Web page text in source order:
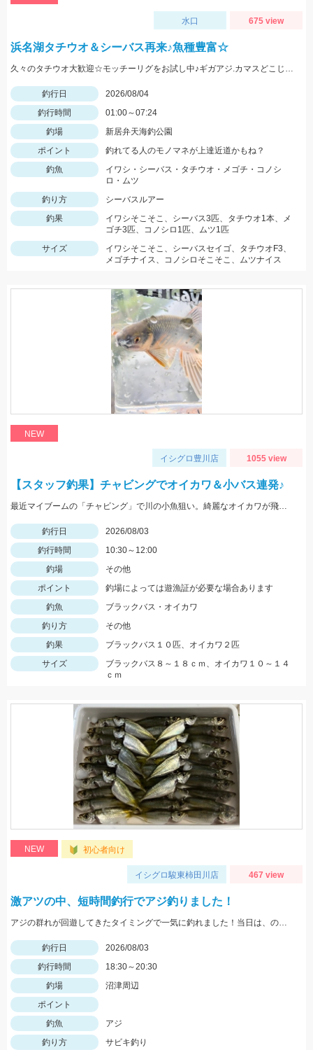
水口 675 view
浜名湖タチウオ＆シーバス再来♪魚種豊富☆
久々のタチウオ大歓迎☆モッチーリグをお試し中♪ギガアジ.カマスどこじゃ？
釣行日
2026/08/04
釣行時間
01:00～07:24
釣場
新居弁天海釣公園
ポイント
釣れてる人のモノマネが上達近道かもね？
釣魚
イワシ・シーバス・タチウオ・メゴチ・コノシ
ロ・ムツ
釣り方
シーバスルアー
釣果
イワシそこそこ、シーバス3匹、タチウオ1本、メ
ゴチ3匹、コノシロ1匹、ムツ1匹
サイズ
イワシそこそこ、シーバスセイゴ、タチウオF3、
メゴチナイス、コノシロそこそこ、ムツナイス
NEW
イシグロ豊川店 1055 view
【スタッフ釣果】チャビングでオイカワ＆小バス連発♪
最近マイブームの「チャビング」で川の小魚狙い。綺麗なオイカワが飛び出しました♪途中からはブラックバスの子供がスプーンやスピナーに連続ヒットしてきました。
釣行日
2026/08/03
釣行時間
10:30～12:00
釣場
その他
ポイント
釣場によっては遊漁証が必要な場合あります
釣魚
ブラックバス・オイカワ
釣り方
その他
釣果
ブラックバス１０匹、オイカワ２匹
サイズ
ブラックバス８～１８ｃｍ、オイカワ１０～１４
ｃｍ
NEW 初心者向け
イシグロ駿東柿田川店 467 view
激アツの中、短時間釣行でアジ釣りました！
アジの群れが回遊してきたタイミングで一気に釣れました！当日は、のべ竿と豆アジマッチ・スピード餌つけ器仕掛・生アミエビなどを使用しました。
釣行日
2026/08/03
釣行時間
18:30～20:30
釣場
沼津周辺
ポイント
釣魚
アジ
釣り方
サビキ釣り